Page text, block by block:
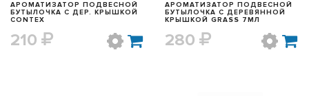
АРОМАТИЗАТОР ПОДВЕСНОЙ
БУТЫЛОЧКА С ДЕР. КРЫШКОЙ
CONTEX
210
АРОМАТИЗАТОР ПОДВЕСНОЙ
БУТЫЛОЧКА С ДЕРЕВЯННОЙ
КРЫШКОЙ GRASS 7МЛ
280